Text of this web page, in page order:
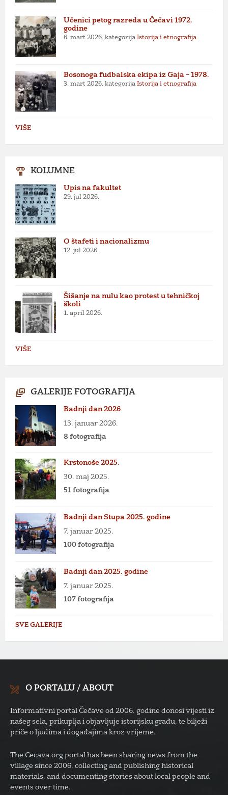
Učenici petog razreda u Čečavi 1972.
godine
6. mart 2026. kategorija Istorija i etnografija
Bosonoga fudbalska ekipa iz Gaja – 1978.
3. mart 2026. kategorija Istorija i etnografija
VIŠE
KOLUMNE
Upis na fakultet
29. jul 2026.
O štafeti i nacionalizmu
12. jul 2026.
Šišanje na nulu kao protest u tehničkoj
školi
1. april 2026.
VIŠE
GALERIJE FOTOGRAFIJA
Badnji dan 2026
13. januar 2026.
8 fotografija
Krstonoše 2025.
30. maj 2025.
51 fotografija
Badnji dan Stupa 2025. godine
7. januar 2025.
100 fotografija
Badnji dan 2025. godine
7. januar 2025.
107 fotografija
SVE GALERIJE
O PORTALU / ABOUT
Informativni portal Čečave od 2006. godine donosi vijesti iz
našeg sela, prikuplja i objavljuje istorijsku građu, te bilježi
priče o ljudima i događajima kroz vrijeme.
The Cecava.org portal has been sharing news from the
village since 2006, collecting and publishing historical
materials, and documenting stories about local people and
events over time.